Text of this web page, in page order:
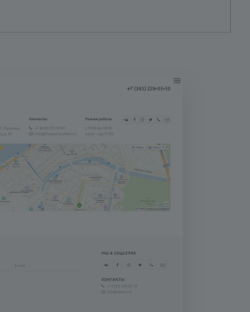
установку в любой другой момент,
(2).
решения и нажмите на